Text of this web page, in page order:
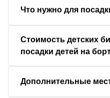
Что нужно для
Стоимость детских
посадки детей на
Дополнительные